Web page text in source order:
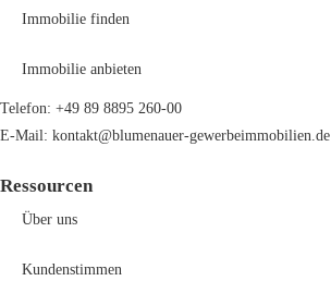
Immobilie finden
Immobilie anbieten
Telefon: +49 89 8895 260-00
E-Mail: kontakt@blumenauer-gewerbeimmobilien.de
Ressourcen
Über uns
Kundenstimmen